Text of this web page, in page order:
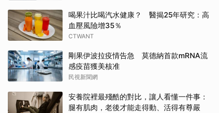
喝果汁比喝汽水健康？ 醫揭25年研究：高
血壓風險增35％
CTWANT
剛果伊波拉疫情告急 莫德納首款mRNA流
感疫苗獲美核准
民視新聞網
安養院裡最殘酷的對比，讓人看懂一件事：
腿有肌肉，老後才能走得動、活得有尊嚴